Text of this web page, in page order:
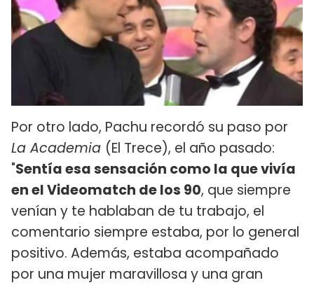
Por otro lado, Pachu recordó su paso por
La Academia (El Trece), el año pasado:
"Sentía esa sensación como la que vivía
en el Videomatch de los 90, que siempre
venían y te hablaban de tu trabajo, el
comentario siempre estaba, por lo general
positivo. Además, estaba acompañado
por una mujer maravillosa y una gran